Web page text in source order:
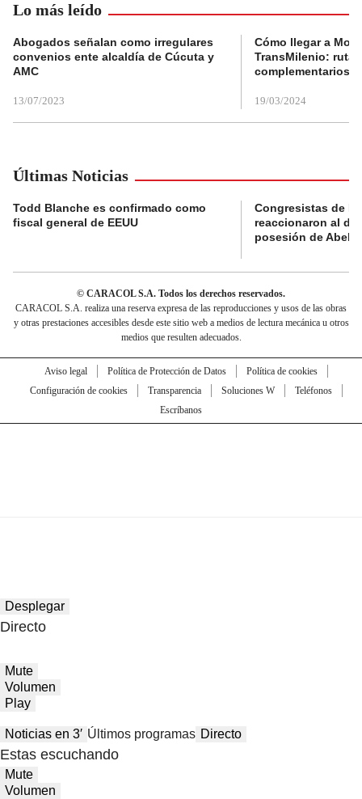
Lo más leído
Abogados señalan como irregulares
convenios ente alcaldía de Cúcuta y
AMC
13/07/2023
Cómo llegar a
TransMilenio:
complementarios
19/03/2024
Últimas Noticias
Todd Blanche es confirmado como
fiscal general de EEUU
Congresistas de
reaccionaron al
posesión de
© CARACOL S.A. Todos los derechos reservados.
CARACOL S.A. realiza una reserva expresa de las reproducciones y usos de las obras
y otras prestaciones accesibles desde este sitio web a medios de lectura mecánica u otros
medios que resulten adecuados.
Aviso legal Política de Protección de Datos
Política de cookies
Configuración de cookies
Transparencia Soluciones W
Teléfonos
Escríbanos
Desplegar
Directo
Mute
Volumen
Play
Noticias en 3′ Últimos programas Directo
Estas escuchando
Mute
Volumen